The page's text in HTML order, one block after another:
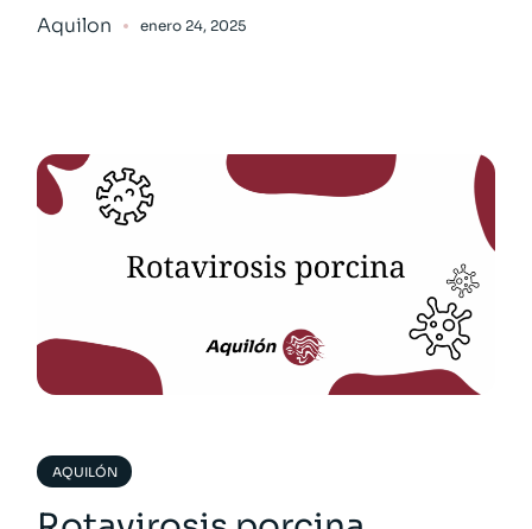
Aquilon enero 24, 2025
AQUILÓN